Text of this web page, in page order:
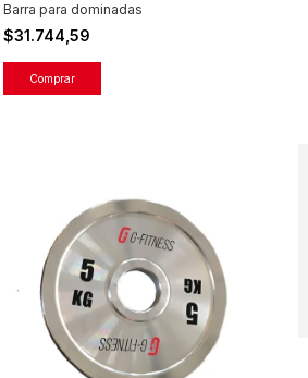
Barra para dominadas
$31.744,59